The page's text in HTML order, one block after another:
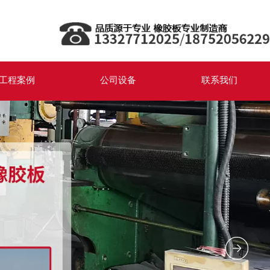
程案例 公司设备 联系我们